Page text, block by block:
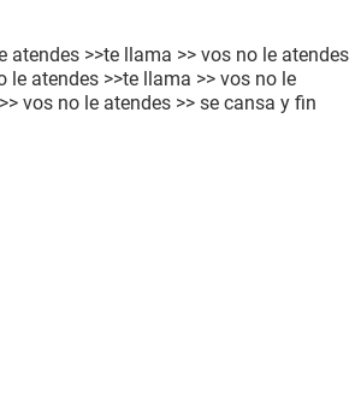
atendes >>te llama >> vos no le atendes
le atendes >>te llama >> vos no le
vos no le atendes >> se cansa y fin